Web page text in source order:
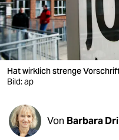
wahrheit
verlag
verlag
shop
fragen & hilfe
Hat wirklich strenge
Bild: ap
Von Barbara